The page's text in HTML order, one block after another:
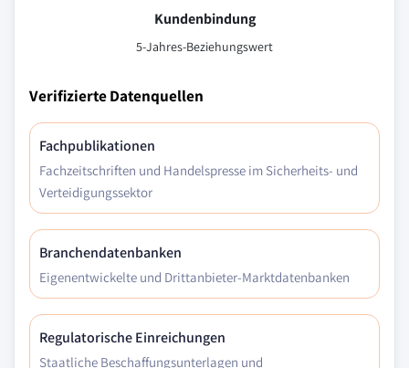
Kundenbindung
5-Jahres-Beziehungswert
Verifizierte Datenquellen
Fachpublikationen
Fachzeitschriften und Handelspresse im Sicherheits- und
Verteidigungssektor
Branchendatenbanken
Eigenentwickelte und Drittanbieter-Marktdatenbanken
Regulatorische Einreichungen
Staatliche Beschaffungsunterlagen und